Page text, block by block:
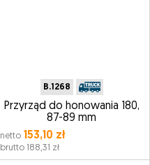
B.1268
Przyrząd do honowania 180,
87-89 mm
netto153,10 zł
brutto 188,31 zł